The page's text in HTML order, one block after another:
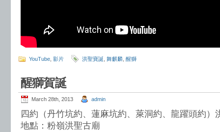
YouTube 影片 洪聖寶誕 舞麒麟 醒獅
醒獅賀誕
March 28th, 2013 admin
四約（丹竹坑約、蓮麻坑約、萊洞約、龍躍頭約）
地點：粉嶺洪聖古廟